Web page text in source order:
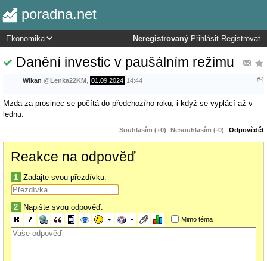
poradna.net
Neregistrovaný Přihlásit Registrovat
Danění investic v paušálním režimu
Wikan @Lenka22KM 01.09.2024 14:44 #4
Mzda za prosinec se počítá do předchozího roku, i když se vyplácí až v
lednu.
Souhlasím (+0) Nesouhlasím (-0) Odpovědět
Reakce na odpověď
1 Zadajte svou přezdívku:
2 Napište svou odpověď:
Mimo téma